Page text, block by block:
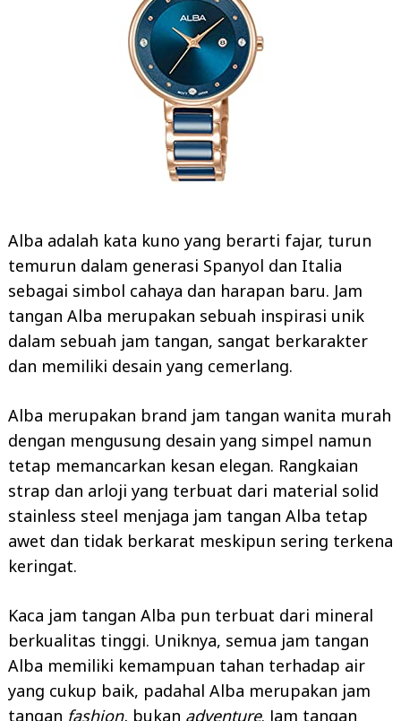
Alba adalah kata kuno yang berarti fajar, turun
temurun dalam generasi Spanyol dan Italia
sebagai simbol cahaya dan harapan baru. Jam
tangan Alba merupakan sebuah inspirasi unik
dalam sebuah jam tangan, sangat berkarakter
dan memiliki desain yang cemerlang.
Alba merupakan brand jam tangan wanita murah
dengan mengusung desain yang simpel namun
tetap memancarkan kesan elegan. Rangkaian
strap dan arloji yang terbuat dari material solid
stainless steel menjaga jam tangan Alba tetap
awet dan tidak berkarat meskipun sering terkena
keringat.
Kaca jam tangan Alba pun terbuat dari mineral
berkualitas tinggi. Uniknya, semua jam tangan
Alba memiliki kemampuan tahan terhadap air
yang cukup baik, padahal Alba merupakan jam
tangan fashion, bukan adventure. Jam tangan